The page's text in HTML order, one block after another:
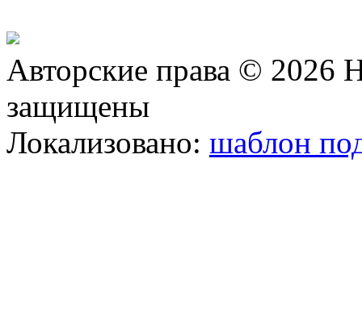
Авторские права © 2026
защищены
Локализовано: шаблон